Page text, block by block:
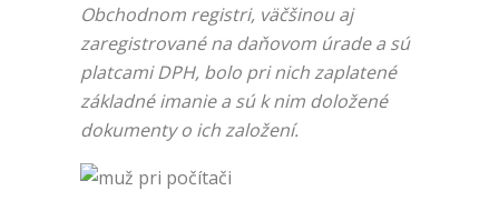
Obchodnom registri, väčšinou aj
zaregistrované na daňovom úrade a sú
platcami DPH, bolo pri nich zaplatené
základné imanie a sú k nim doložené
dokumenty o ich založení.